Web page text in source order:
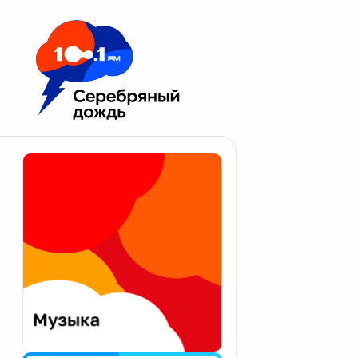
Москва 100.1 FM
Апатиты
Екатеринбург
Калининград
Калуга